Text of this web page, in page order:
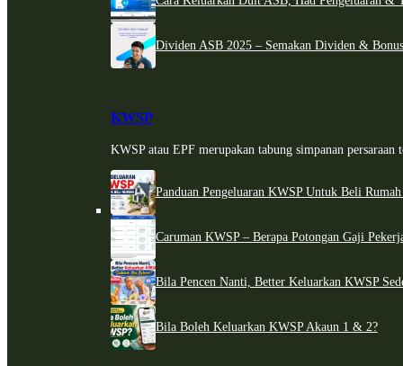
Dividen ASB 2025 – Semakan Dividen &
KWSP
KWSP atau EPF merupakan tabung simpanan persaraan
Panduan Pengeluaran KWSP Untuk Beli
Caruman KWSP – Berapa Potongan Gaji
Bila Pencen Nanti, Better Keluarkan KWSP
Bila Boleh Keluarkan KWSP Akaun 1 & 2?